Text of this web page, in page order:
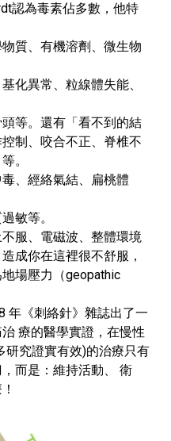
認為毒素佔多數，他特
質、有機溶劑、微生物
化異常、粒線體失能、
等。還有「看不到的結
制、咬合不正、脊椎不
。
、經絡氣結、扁桃體
敏等。
服、電磁波、整體環境
成你在這裡很不舒服，
場壓力（geopathic
年《刺絡針》雜誌出了一
療的醫學實證，在慢性
研究證實有效)的治療只有
而是：維持活動、 衛